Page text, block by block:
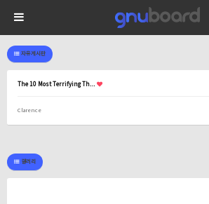
자유게시판
The 10 Most Terrifying Th…
Clarence
갤러리